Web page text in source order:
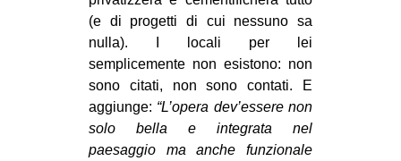
MEDIO ORIENTE
MONDO
EVENTI
in
(e di progetti di cui nessuno sa
nulla). I locali per lei
semplicemente non esistono: non
sono citati, non sono contati. E
aggiunge: “L’opera dev’essere non
solo bella e integrata nel
paesaggio ma anche funzionale